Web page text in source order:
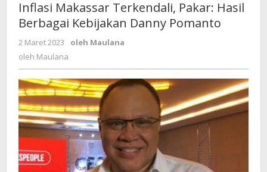
Inflasi Makassar Terkendali, Pakar: Hasil
Berbagai Kebijakan Danny Pomanto
2 Maret 2023 oleh Maulana
oleh Maulana